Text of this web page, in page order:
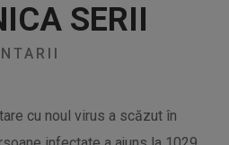
SERII
cu noul virus a scăzut în